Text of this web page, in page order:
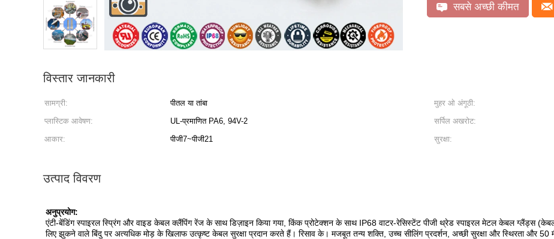
सबसे अच्छी कीमत
विस्तार जानकारी
सामग्री: पीतल या तांबा मुहर ओ अंगूठी:
प्लास्टिक आवेषण:
UL-प्रमाणित PA6, 94V-2 सर्पिल अखरोट:
आकार:
पीजी7~पीजी21 सुरक्षा:
उत्पाद विवरण
अनुप्रयोग:
एंटी-बेंडिंग स्पाइरल स्प्रिंग और वाइड केबल क्लैंपिंग रेंज के साथ डिज़ाइन किया गया, किंक प्रोटेक्शन के साथ IP68 वाटर-रेसिस्टेंट पीजी थ्रेड स्पाइरल मेटल केबल
लिए झुकने वाले बिंदु पर अत्यधिक मोड़ के खिलाफ उत्कृष्ट केबल सुरक्षा प्रदान करते हैं। रिसाव के। मजबूत तन्य शक्ति, उच्च सीलिंग प्रदर्शन, अच्छी सुरक्षा और स्थिरता और 50